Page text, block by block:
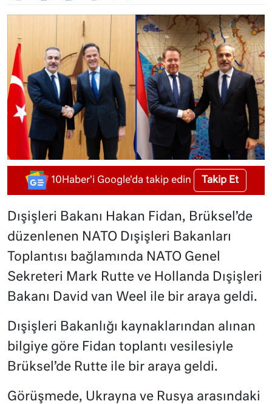
10Haber'i Google'da takip edin Takip Et
Dışişleri Bakanı Hakan Fidan, Brüksel’de
düzenlenen NATO Dışişleri Bakanları
Toplantısı bağlamında NATO Genel
Sekreteri Mark Rutte ve Hollanda Dışişleri
Bakanı David van Weel ile bir araya geldi.
Dışişleri Bakanlığı kaynaklarından alınan
bilgiye göre Fidan toplantı vesilesiyle
Brüksel’de Rutte ile bir araya geldi.
Görüşmede, Ukrayna ve Rusya arasındaki